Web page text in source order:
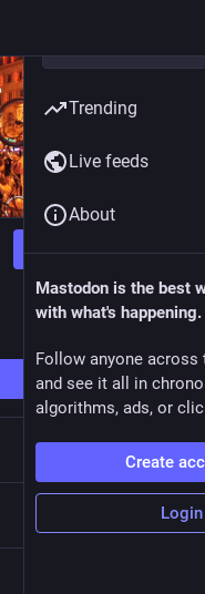
Follow
Trending
Live feeds
About
Mastodon is the best
with what's happening.
Follow anyone across
and see it all in
algorithms, ads, or
Create
Login